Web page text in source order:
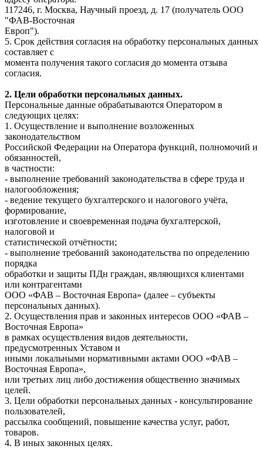
117246, г. Москва, Научный проезд, д. 17 (получатель ООО
"ФАВ-Восточная
Европ").
5. Срок действия согласия на обработку персональных данных
составляет с
момента получения такого согласия до момента отзыва
согласия.
2. Цели обработки персональных данных.
Персональные данные обрабатываются Оператором в
следующих целях:
1. Осуществление и выполнение возложенных
законодательством
Российской Федерации на Оператора функций, полномочий и
обязанностей,
в частности:
- выполнение требований законодательства в сфере труда и
налогообложения;
- ведение текущего бухгалтерского и налогового учёта,
формирование,
изготовление и своевременная подача бухгалтерской,
налоговой и
статистической отчётности;
- выполнение требований законодательства по определению
порядка
обработки и защиты ПДн граждан, являющихся клиентами
или контрагентами
ООО «ФАВ – Восточная Европа» (далее – субъекты
персональных данных).
2. Осуществления прав и законных интересов ООО «ФАВ –
Восточная Европа»
в рамках осуществления видов деятельности,
предусмотренных Уставом и
иными локальными нормативными актами ООО «ФАВ –
Восточная Европа»,
или третьих лиц либо достижения общественно значимых
целей.
3. Цели обработки персональных данных - консультирование
пользователей,
рассылка сообщений, повышение качества услуг, работ,
товаров.
4. В иных законных целях.